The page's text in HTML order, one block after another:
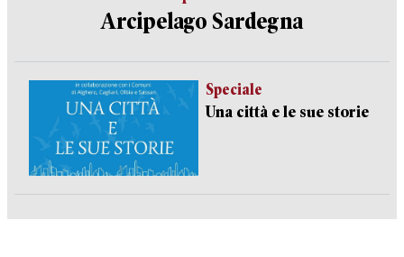
Arcipelago Sardegna
Speciale
Una città e le sue storie